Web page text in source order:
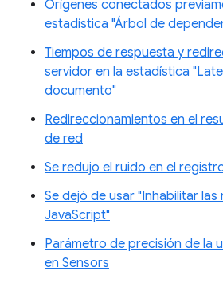
Orígenes conectados
estadística "Árbol de
Tiempos de respuesta y
servidor en la estadística
documento"
Redireccionamientos en el
de red
Se redujo el ruido en el
Se dejó de usar "Inhabilitar las
JavaScript"
Parámetro de precisión de la
en Sensors